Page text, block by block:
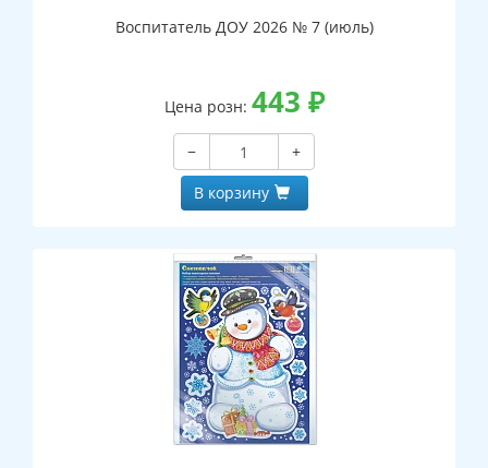
Воспитатель ДОУ 2026 № 7 (июль)
Цена розн: 443 ₽
−
+
В корзину